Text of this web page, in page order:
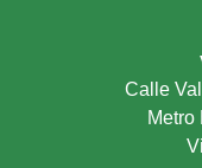
Calle
Metro